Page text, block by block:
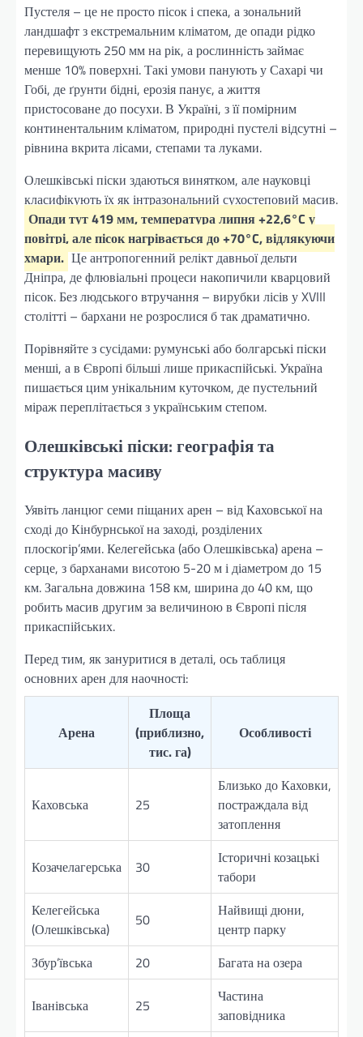
Пустеля – це не просто пісок і спека, а зональний
ландшафт з екстремальним кліматом, де опади рідко
перевищують 250 мм на рік, а рослинність займає
менше 10% поверхні. Такі умови панують у Сахарі чи
Гобі, де ґрунти бідні, ерозія панує, а життя
пристосоване до посухи. В Україні, з її помірним
континентальним кліматом, природні пустелі відсутні –
рівнина вкрита лісами, степами та луками.
Олешківські піски здаються винятком, але науковці
класифікують їх як інтразональний сухостеповий масив.
Опади тут 419 мм, температура липня +22,6°C у
повітрі, але пісок нагрівається до +70°C, відлякуючи
хмари. Це антропогенний релікт давньої дельти
Дніпра, де флювіальні процеси накопичили кварцовий
пісок. Без людського втручання – вирубки лісів у XVIII
столітті – бархани не розрослися б так драматично.
Порівняйте з сусідами: румунські або болгарські піски
менші, а в Європі більші лише прикаспійські. Україна
пишається цим унікальним куточком, де пустельний
міраж переплітається з українським степом.
Олешківські піски: географія та
структура масиву
Уявіть ланцюг семи піщаних арен – від Каховської на
сході до Кінбурнської на заході, розділених
плоскогір’ями. Келегейська (або Олешківська) арена –
серце, з барханами висотою 5-20 м і діаметром до 15
км. Загальна довжина 158 км, ширина до 40 км, що
робить масив другим за величиною в Європі після
прикаспійських.
Перед тим, як зануритися в деталі, ось таблиця
основних арен для наочності:
Арена
Площа
(приблизно,
тис. га)
Особливості
Каховська 25
Близько до Каховки,
постраждала від
затоплення
Козачелагерська 30
Історичні козацькі
табори
Келегейська
(Олешківська)
50
Найвищі дюни,
центр парку
Збур’ївська
20 Багата на озера
Іванівська 25
Частина
заповідника